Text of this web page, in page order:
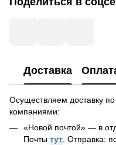
Доставка
Осуществляем доставку
компаниями:
«Новой почтой» — в
Почты тут. Отправка: